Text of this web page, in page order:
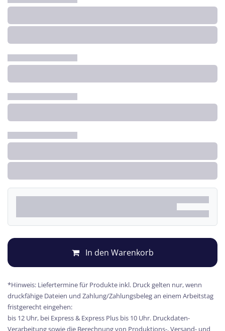
In den Warenkorb
*Hinweis: Liefertermine für Produkte inkl. Druck gelten nur, wenn
druckfähige Dateien und Zahlung/Zahlungsbeleg an einem Arbeitstag
fristgerecht eingehen:
bis 12 Uhr, bei Express & Express Plus bis 10 Uhr. Druckdaten-
Verarbeitung sowie die Berechnung von Produktions-, Versand- und